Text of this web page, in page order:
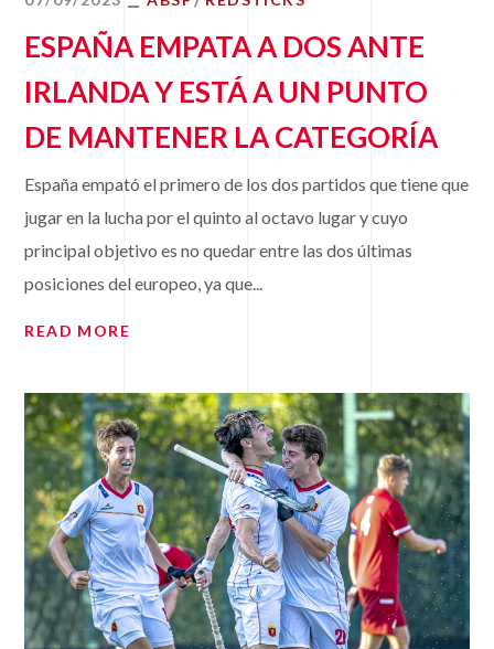
ESPAÑA EMPATA A DOS ANTE
IRLANDA Y ESTÁ A UN PUNTO
DE MANTENER LA CATEGORÍA
España empató el primero de los dos partidos que tiene que
jugar en la lucha por el quinto al octavo lugar y cuyo
principal objetivo es no quedar entre las dos últimas
posiciones del europeo, ya que...
READ MORE